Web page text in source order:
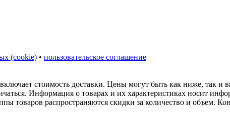
(cookie) • пользовательское соглашение
стоимость доставки. Цены могут быть как ниже, так и
Информация о товарах и их характеристиках носит
товаров распространяются скидки за количество и объем.